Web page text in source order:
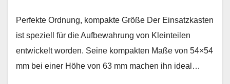
Perfekte Ordnung, kompakte Größe Der Einsatzkasten
ist speziell für die Aufbewahrung von Kleinteilen
entwickelt worden. Seine kompakten Maße von 54×54
mm bei einer Höhe von 63 mm machen ihn ideal…